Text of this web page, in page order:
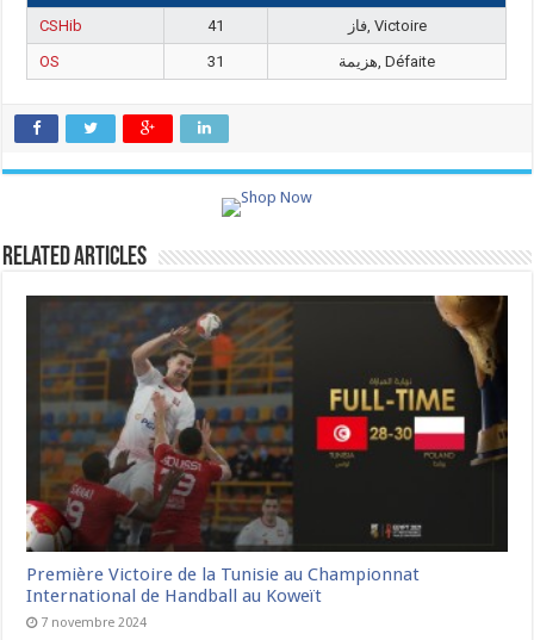
CSHib 41
فاز, Victoire
OS
31 هزيمة, Défaite
Related Articles
Première Victoire de la Tunisie au Championnat
International de Handball au Koweït
7 novembre 2024